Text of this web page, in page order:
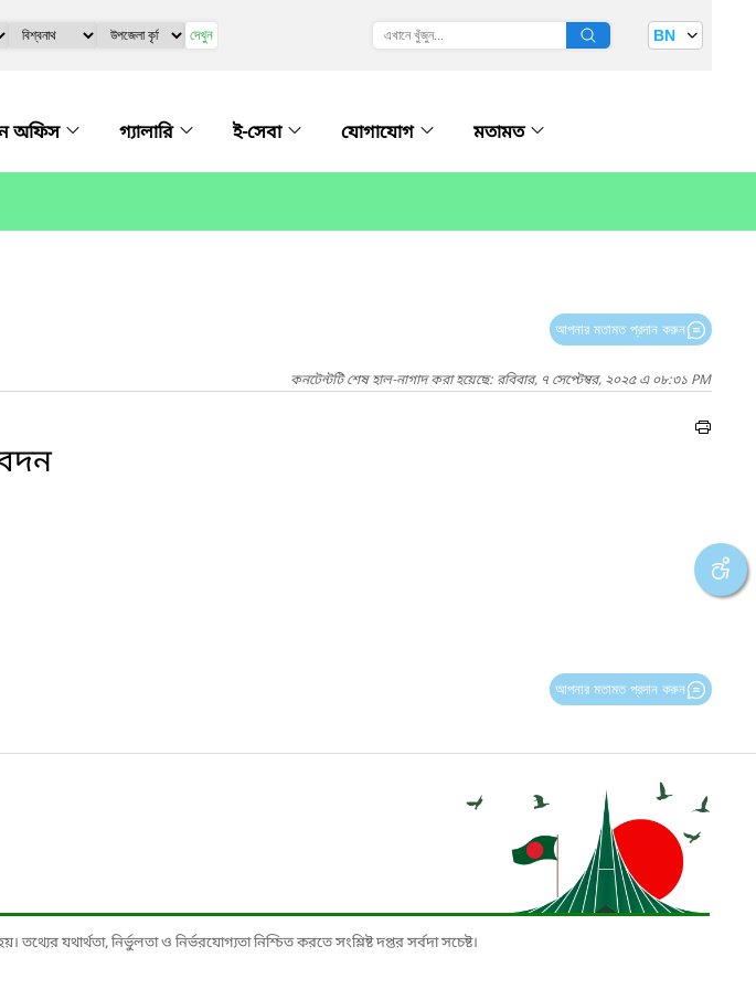
দেখুন BN
অফিস গ্যালারি ই-সেবা যোগাযোগ মতামত
আপনার মতামত প্রদান করুন
কনটেন্টটি শেষ হাল-নাগাদ করা হয়েছে: রবিবার, ৭ সেপ্টেম্বর, ২০২৫ এ ০৮:৩১ PM
আপনার মতামত প্রদান করুন
যথার্থতা, নির্ভুলতা ও নির্ভরযোগ্যতা নিশ্চিত করতে সংশ্লিষ্ট দপ্তর সর্বদা সচেষ্ট।